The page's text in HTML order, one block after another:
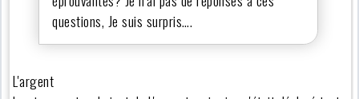
questions, Je suis surpris….
L'argent